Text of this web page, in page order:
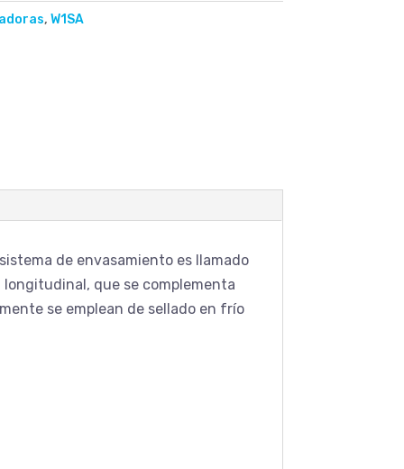
, W1SA
de envasamiento es llamado
que se complementa
se emplean de sellado en frío